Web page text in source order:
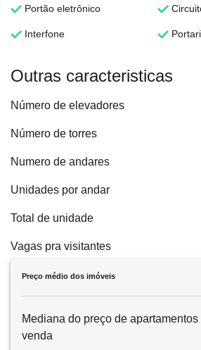
Portão eletrônico
Interfone
Outras caracteristicas
Número de elevadores
Número de torres
Numero de andares
Unidades por andar
Total de unidade
Vagas pra visitantes
Preço médio dos imóveis
Mediana do preço de
venda